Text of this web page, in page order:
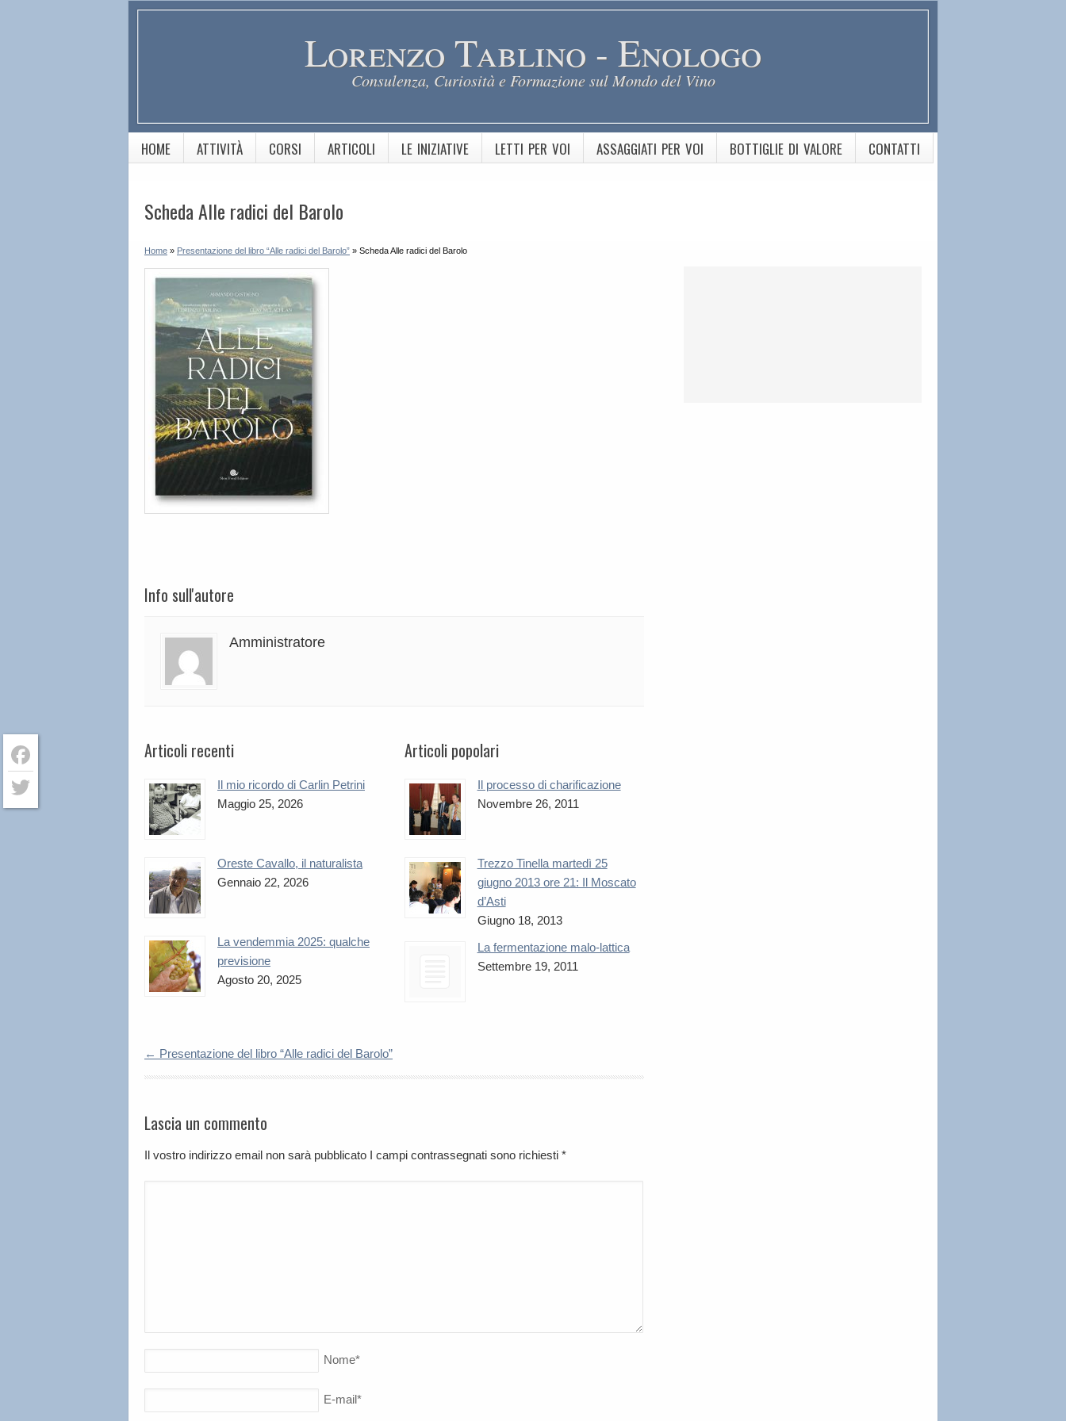
Lorenzo Tablino - Enologo
Consulenza, Curiosità e Formazione sul Mondo del Vino
HOME ATTIVITÀ CORSI ARTICOLI LE INIZIATIVE LETTI PER VOI ASSAGGIATI PER VOI BOTTIGLIE DI VALORE CONTATTI
Scheda Alle radici del Barolo
Home » Presentazione del libro “Alle radici del Barolo” » Scheda Alle radici del Barolo
Info sull'autore
Amministratore
Articoli recenti
Il mio ricordo di Carlin Petrini
Maggio 25, 2026
Oreste Cavallo, il naturalista
Gennaio 22, 2026
La vendemmia 2025: qualche
previsione
Agosto 20, 2025
Articoli popolari
Il processo di charificazione
Novembre 26, 2011
Trezzo Tinella martedì 25
giugno 2013 ore 21: Il Moscato
d’Asti
Giugno 18, 2013
La fermentazione malo-lattica
Settembre 19, 2011
← Presentazione del libro “Alle radici del Barolo”
Lascia un commento
Il vostro indirizzo email non sarà pubblicato I campi contrassegnati sono richiesti *
Nome*
E-mail*
Facebook
Twitter